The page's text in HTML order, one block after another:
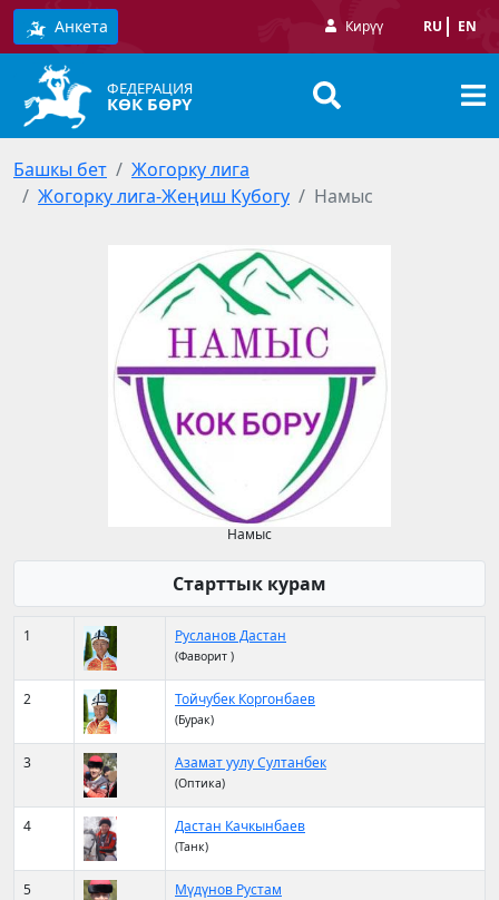
Анкета Кирүү RU EN
ФЕДЕРАЦИЯ
КӨК БӨРҮ
Башкы бет
Жогорку лига
Жогорку лига-Жеңиш Кубогу
Намыс
Намыс
Старттык курам
1 Русланов Дастан
(Фаворит )
2 Тойчубек Коргонбаев
(Бурак)
3 Азамат уулу Султанбек
(Оптика)
4 Дастан Качкынбаев
(Танк)
5 Мүдүнов Рустам